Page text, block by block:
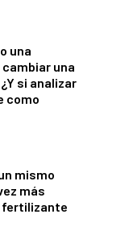
una
una
si analizar
como
mismo
más
fertilizante